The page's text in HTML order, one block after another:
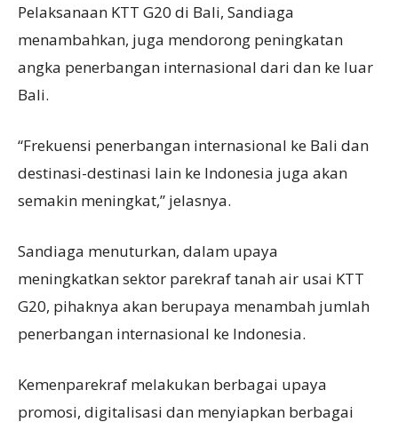
Pelaksanaan KTT G20 di Bali, Sandiaga
menambahkan, juga mendorong peningkatan
angka penerbangan internasional dari dan ke luar
Bali.
“Frekuensi penerbangan internasional ke Bali dan
destinasi-destinasi lain ke Indonesia juga akan
semakin meningkat,” jelasnya.
Sandiaga menuturkan, dalam upaya
meningkatkan sektor parekraf tanah air usai KTT
G20, pihaknya akan berupaya menambah jumlah
penerbangan internasional ke Indonesia.
Kemenparekraf melakukan berbagai upaya
promosi, digitalisasi dan menyiapkan berbagai